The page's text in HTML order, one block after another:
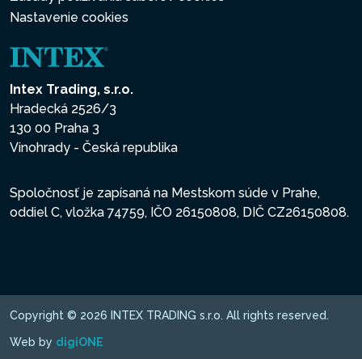
Nastavenie cookies
Intex Trading, s.r.o.
Hradecká 2526/3
130 00 Praha 3
Vinohrady - Česká republika
Spoločnosť je zapísaná na Mestskom súde v Prahe,
oddiel C, vložka 74759, IČO 26150808, DIČ CZ26150808.
Copyright © 2026 INTEX TRADING s.r.o. All rights reserved.
Web by digiONE